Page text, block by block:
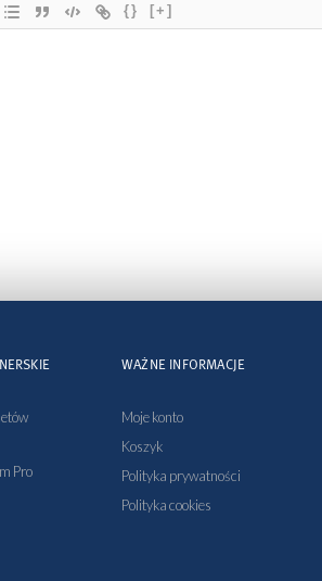
{} [+]
Pro
WAŻNE INFORMACJE
Moje konto
Koszyk
Polityka prywatności
Polityka cookies